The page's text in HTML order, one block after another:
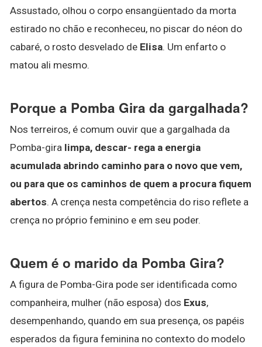
Assustado, olhou o corpo ensangüentado da morta
estirado no chão e reconheceu, no piscar do néon do
cabaré, o rosto desvelado de Elisa. Um enfarto o
matou ali mesmo.
Porque a Pomba Gira da gargalhada?
Nos terreiros, é comum ouvir que a gargalhada da
Pomba-gira limpa, descar- rega a energia
acumulada abrindo caminho para o novo que vem,
ou para que os caminhos de quem a procura fiquem
abertos. A crença nesta competência do riso reflete a
crença no próprio feminino e em seu poder.
Quem é o marido da Pomba Gira?
A figura de Pomba-Gira pode ser identificada como
companheira, mulher (não esposa) dos Exus,
desempenhando, quando em sua presença, os papéis
esperados da figura feminina no contexto do modelo